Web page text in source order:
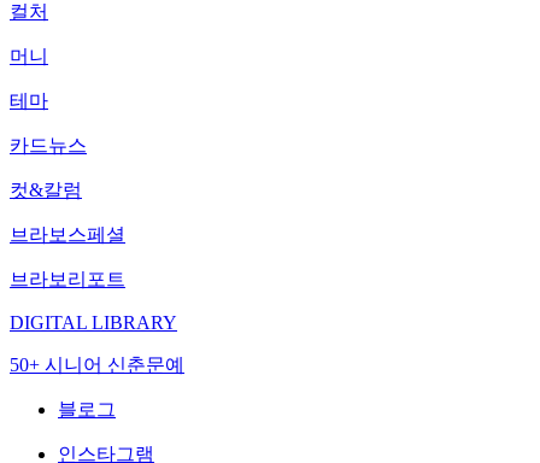
컬처
머니
테마
카드뉴스
컷&칼럼
브라보스페셜
브라보리포트
DIGITAL LIBRARY
50+ 시니어 신춘문예
블로그
인스타그램